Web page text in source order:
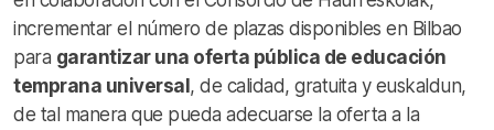
incrementar el número de plazas disponibles en Bilbao
para garantizar una oferta pública de educación
temprana universal, de calidad, gratuita y euskaldun,
de tal manera que pueda adecuarse la oferta a la